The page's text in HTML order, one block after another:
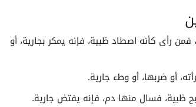
رأى كأنه اصطاد ظبية، فإنه يمكر بجارية، أو
أو ضربها، أو وطء جارية.
ظبية، فسال منها دم، فإنه يفتض جارية.